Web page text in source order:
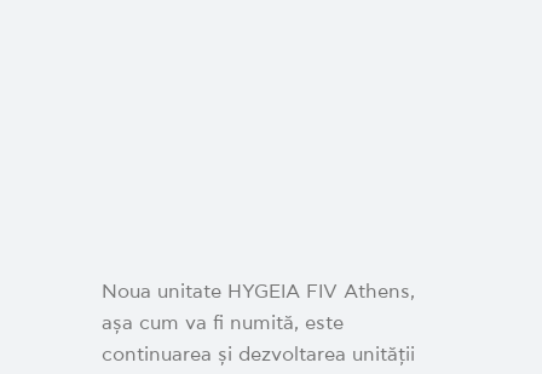
Noua unitate HYGEIA FIV Athens,
așa cum va fi numită, este
continuarea și dezvoltarea unității